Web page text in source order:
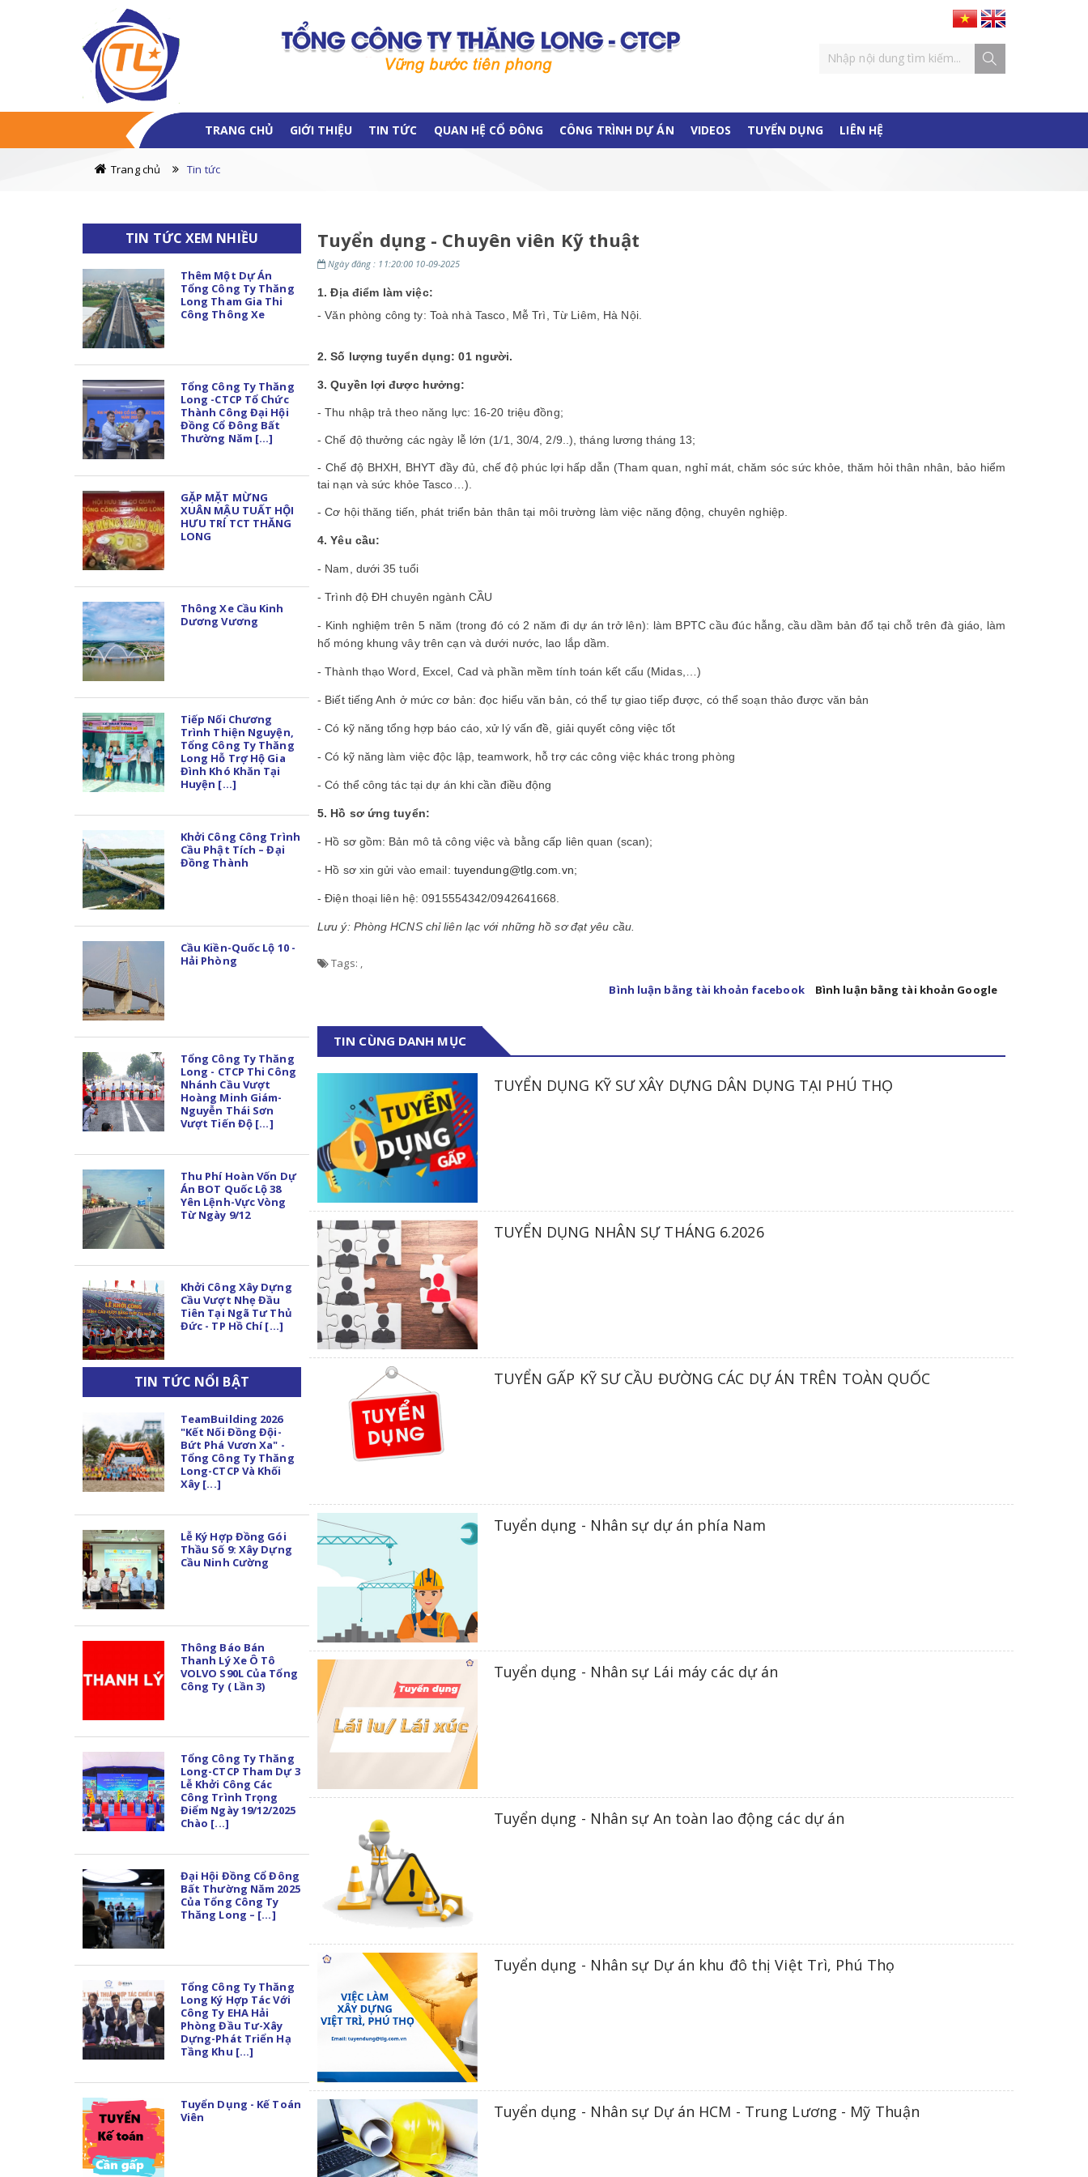
TRANG CHỦ GIỚI THIỆU TIN TỨC QUAN HỆ CỔ ĐÔNG CÔNG TRÌNH DỰ ÁN VIDEOS TUYỂN DỤNG LIÊN HỆ
Trang chủ Tin tức
Tuyển dụng - Chuyên viên Kỹ thuật
Ngày đăng : 11:20:00 10-09-2025
1. Địa điểm làm việc:
-Văn phòng công ty: Toà nhà Tasco, Mễ Trì, Từ Liêm, Hà Nội.
2. Số lượng tuyển dụng: 01 người.
3. Quyền lợi được hưởng:
- Thu nhập trả theo năng lực: 16-20 triệu đồng;
- Chế độ thưởng các ngày lễ lớn (1/1, 30/4, 2/9..), tháng lương tháng 13;
- Chế độ BHXH, BHYT đầy đủ, chế độ phúc lợi hấp dẫn (Tham quan, nghỉ mát, chăm sóc sức khỏe, thăm hỏi thân nhân, bảo hiểm
tai nạn và sức khỏe Tasco…).
-Cơ hội thăng tiến, phát triển bản thân tại môi trường làm việc năng động, chuyên nghiệp.
4. Yêu cầu:
- Nam, dưới 35 tuổi
- Trình độ ĐH chuyên ngành CẦU
- Kinh nghiệm trên 5 năm (trong đó có 2 năm đi dự án trở lên): làm BPTC cầu đúc hẫng, cầu dầm bản đổ tại chỗ trên đà giáo, làm
hố móng khung vây trên cạn và dưới nước, lao lắp dầm.
- Thành thạo Word, Excel, Cad và phần mềm tính toán kết cấu (Midas,…)
- Biết tiếng Anh ở mức cơ bản: đọc hiểu văn bản, có thể tự giao tiếp được, có thể soạn thảo được văn bản
- Có kỹ năng tổng hợp báo cáo, xử lý vấn đề, giải quyết công việc tốt
- Có kỹ năng làm việc độc lập, teamwork, hỗ trợ các công việc khác trong phòng
- Có thể công tác tại dự án khi cần điều động
5. Hồ sơ ứng tuyển:
- Hồ sơ gồm: Bản mô tả công việc và bằng cấp liên quan (scan);
- Hồ sơ xin gửi vào email: tuyendung@tlg.com.vn;
- Điện thoại liên hệ: 0915554342/0942641668.
Lưu ý: Phòng HCNS chỉ liên lạc với những hồ sơ đạt yêu cầu.
Tags: ,
Bình luận bằng tài khoản facebook
Bình luận bằng tài khoản Google
TIN CÙNG DANH MỤC
TUYỂN DỤNG KỸ SƯ XÂY DỰNG DÂN DỤNG TẠI PHÚ THỌ
TUYỂN DỤNG NHÂN SỰ THÁNG 6.2026
TUYỂN GẤP KỸ SƯ CẦU ĐƯỜNG CÁC DỰ ÁN TRÊN TOÀN QUỐC
Tuyển dụng - Nhân sự dự án phía Nam
Tuyển dụng - Nhân sự Lái máy các dự án
Tuyển dụng - Nhân sự An toàn lao động các dự án
Tuyển dụng - Nhân sự Dự án khu đô thị Việt Trì, Phú Thọ
Tuyển dụng - Nhân sự Dự án HCM - Trung Lương - Mỹ Thuận
TIN TỨC XEM NHIỀU
Thêm Một Dự Án
Tổng Công Ty Thăng
Long Tham Gia Thi
Công Thông Xe
Tổng Công Ty Thăng
Long -CTCP Tổ Chức
Thành Công Đại Hội
Đồng Cổ Đông Bất
Thường Năm [...]
GẶP MẶT MỪNG
XUÂN MẬU TUẤT HỘI
HƯU TRÍ TCT THĂNG
LONG
Thông Xe Cầu Kinh
Dương Vương
Tiếp Nối Chương
Trình Thiện Nguyện,
Tổng Công Ty Thăng
Long Hỗ Trợ Hộ Gia
Đình Khó Khăn Tại
Huyện [...]
Khởi Công Công Trình
Cầu Phật Tích – Đại
Đồng Thành
Cầu Kiền-Quốc Lộ 10 -
Hải Phòng
Tổng Công Ty Thăng
Long - CTCP Thi Công
Nhánh Cầu Vượt
Hoàng Minh Giám-
Nguyễn Thái Sơn
Vượt Tiến Độ [...]
Thu Phí Hoàn Vốn Dự
Án BOT Quốc Lộ 38
Yên Lệnh-Vực Vòng
Từ Ngày 9/12
Khởi Công Xây Dựng
Cầu Vượt Nhẹ Đầu
Tiên Tại Ngã Tư Thủ
Đức - TP Hồ Chí [...]
TIN TỨC NỔI BẬT
TeamBuilding 2026
"Kết Nối Đồng Đội-
Bứt Phá Vươn Xa" -
Tổng Công Ty Thăng
Long-CTCP Và Khối
Xây [...]
Lễ Ký Hợp Đồng Gói
Thầu Số 9: Xây Dựng
Cầu Ninh Cường
Thông Báo Bán
Thanh Lý Xe Ô Tô
VOLVO S90L Của Tổng
Công Ty ( Lần 3)
Tổng Công Ty Thăng
Long-CTCP Tham Dự 3
Lễ Khởi Công Các
Công Trình Trọng
Điểm Ngày 19/12/2025
Chào [...]
Đại Hội Đồng Cổ Đông
Bất Thường Năm 2025
Của Tổng Công Ty
Thăng Long – [...]
Tổng Công Ty Thăng
Long Ký Hợp Tác Với
Công Ty EHA Hải
Phòng Đầu Tư-Xây
Dựng-Phát Triển Hạ
Tầng Khu [...]
Tuyển Dụng - Kế Toán
Viên